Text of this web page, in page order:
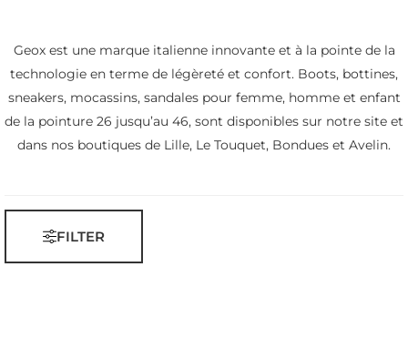
Geox est une marque italienne innovante et à la pointe de la
technologie en terme de légèreté et confort. Boots, bottines,
sneakers, mocassins, sandales pour femme, homme et enfant
de la pointure 26 jusqu’au 46, sont disponibles sur notre site et
dans nos boutiques de Lille, Le Touquet, Bondues et Avelin.
FILTER